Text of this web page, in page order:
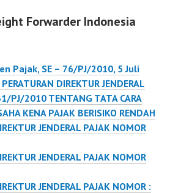
YANG KEDUDUKANNYA
Forwarder Indonesia
Pajak, SE – 76/PJ/2010, 5 Juli
DIREKTUR JENDERAL
PJ/2010 TENTANG TATA CARA
KENA PAJAK BERISIKO RENDAH
JENDERAL PAJAK NOMOR
JENDERAL PAJAK NOMOR
JENDERAL PAJAK NOMOR :